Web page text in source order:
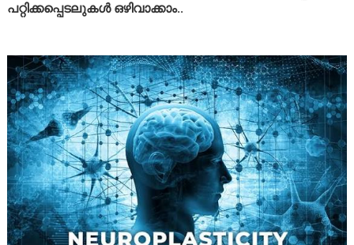
പറ്റിക്കപ്പെടലുകൾ ഒഴിവാക്കാം..